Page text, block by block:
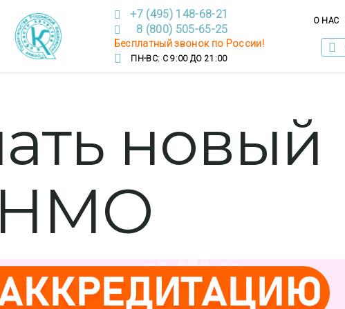
+7 (495) 148-68-21
8 (800) 505-65-25
Бесплатный звонок по России!
ПН-ВС: С 9:00 ДО 21:00
О НАС
новый
НМО